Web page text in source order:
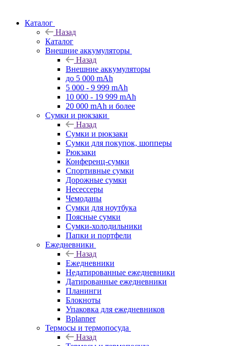
Каталог
Назад
Каталог
Внешние аккумуляторы
Назад
Внешние аккумуляторы
до 5 000 mAh
5 000 - 9 999 mAh
10 000 - 19 999 mAh
20 000 mAh и более
Сумки и рюкзаки
Назад
Сумки и рюкзаки
Сумки для покупок, шопперы
Рюкзаки
Конференц-сумки
Спортивные сумки
Дорожные сумки
Несессеры
Чемоданы
Сумки для ноутбука
Поясные сумки
Сумки-холодильники
Папки и портфели
Ежедневники
Назад
Ежедневники
Недатированные ежедневники
Датированные ежедневники
Планинги
Блокноты
Упаковка для ежедневников
Bplanner
Термосы и термопосуда
Назад